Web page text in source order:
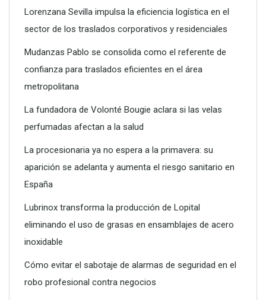
Poliéster Casariche lidera la vanguardia en soluciones
hidráulicas con sus nuevas piscinas de alta resistencia
Lorenzana Sevilla impulsa la eficiencia logística en el
sector de los traslados corporativos y residenciales
Mudanzas Pablo se consolida como el referente de
confianza para traslados eficientes en el área
metropolitana
La fundadora de Volonté Bougie aclara si las velas
perfumadas afectan a la salud
La procesionaria ya no espera a la primavera: su
aparición se adelanta y aumenta el riesgo sanitario en
España
Lubrinox transforma la producción de Lopital
eliminando el uso de grasas en ensamblajes de acero
inoxidable
Cómo evitar el sabotaje de alarmas de seguridad en el
robo profesional contra negocios